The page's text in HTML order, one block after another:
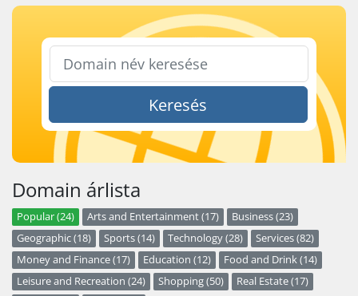
Keresés
Domain árlista
Popular (24) Arts and Entertainment (17)
Business (23)
Geographic (18)
Sports (14) Technology (28)
Services (82)
Money and Finance (17)
Education (12)
Food and Drink (14)
Leisure and Recreation (24)
Shopping (50)
Real Estate (17)